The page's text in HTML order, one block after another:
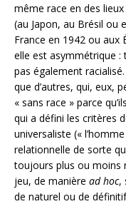
même race en des
(au Japon, au Brésil ou
France en 1942 ou aux
elle est asymmétrique :
pas également
que d’autres, qui, eux,
« sans race » parce
qui a défini les critères
universaliste («
relationnelle de sorte
toujours plus ou moins
jeu, de manière ad hoc,
de naturel ou de